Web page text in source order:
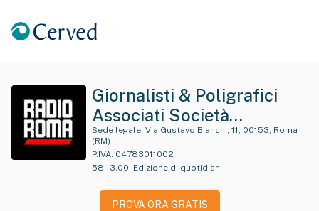
Giornalisti & Poligrafici
Associati Società
Cooperativa
Sede legale:
(RM)
P.IVA: 04783011002
58.13.00: Edizione di quotidiani
PROVA ORA GRATIS